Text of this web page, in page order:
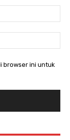
browser ini untuk